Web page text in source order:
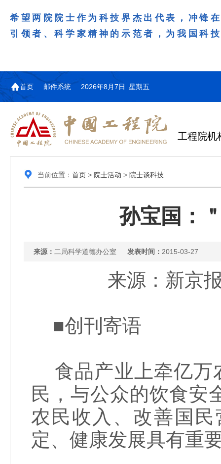
希望两院院士作为科技界杰出代表，冲锋
引领者、科学家精神的示范者，为我国科
首页 邮件系统 2026年8月7日 星期五
工程院机
当前位置： 首页> 院士活动 > 院士谈科技
孙宝国：
来源： 二局科学道德办公室 发表时间： 2015-03-27
来源：新京
■创刊寄语
食品产业上牵亿万
民，与公众的饮食安
农民收入、改善国
定、健康发展具有重